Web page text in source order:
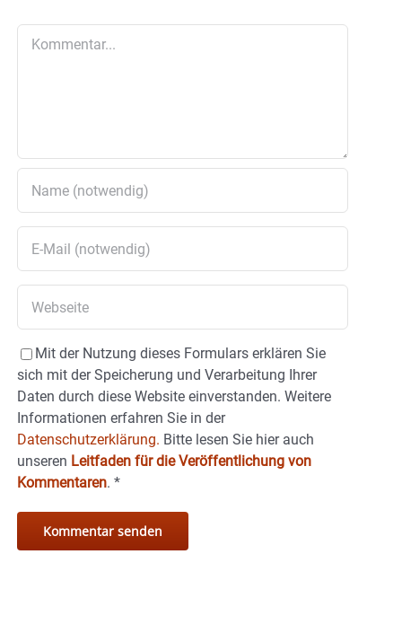
Mit der Nutzung dieses Formulars erklären Sie
sich mit der Speicherung und Verarbeitung Ihrer
Daten durch diese Website einverstanden. Weitere
Informationen erfahren Sie in der
Datenschutzerklärung. Bitte lesen Sie hier auch
unseren Leitfaden für die Veröffentlichung von
Kommentaren. *